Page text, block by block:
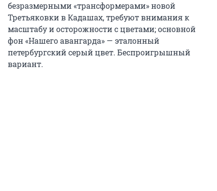
безразмерными «трансформерами» новой
Третьяковки в Кадашах, требуют внимания к
масштабу и осторожности с цветами; основной
фон «Нашего авангарда» — эталонный
петербургский серый цвет. Беспроигрышный
вариант.